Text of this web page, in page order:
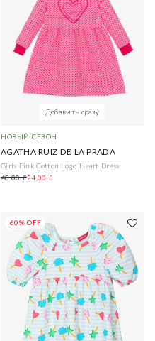
Добавить сразу
НОВЫЙ СЕЗОН
AGATHA RUIZ DE LA PRADA
Girls Pink Cotton Logo Heart Dress
48,00 £24,00 £
60% OFF